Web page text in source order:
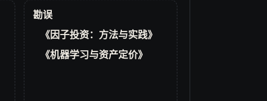
勘误
《因子投资：方法与实践》
《机器学习与资产定价》